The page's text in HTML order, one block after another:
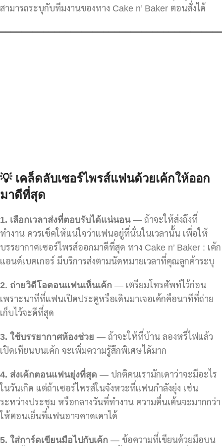
สามารถระบุกับทีมงานของทาง Cake n’ Baker ตอนสั่งได้
💡 เคล็ดลับเซอร์ไพรส์แฟนด้วยเค้กให้ออก
มาดีที่สุด
1. เลือกเวลาส่งที่ตอบรับได้แน่นอน— ถ้าจะให้ส่งถึงที่
ทำงาน ควรเช็คให้แน่ใจว่าแฟนอยู่ที่นั่นในเวลานั้น เพื่อให้
บรรยากาศเซอร์ไพรส์ออกมาดีที่สุด ทาง Cake n’ Baker : เค้ก
แอนด์เบคเกอร์ มีบริการส่งตามนัดหมายเวลาที่คุณลูกค้าระบุ
2. ถ่ายวิดีโอตอนแฟนเห็นเค้ก — เตรียมโทรศัพท์ไว้ก่อน
เพราะนาทีที่แฟนเปิดประตูหรือเดินมาเจอเค้กคือนาทีที่ถ่าย
เก็บไว้จะดีที่สุด
3. ใช้บรรยากาศห้องช่วย — ถ้าจะให้ที่บ้าน ลองหรี่ไฟแล้ว
เปิดเทียนบนเค้ก จะเพิ่มความรู้สึกพิเศษได้มาก
4. ส่งเค้กตอนแฟนยุ่งที่สุด — ปกติคนเรามักเดาว่าจะมีอะไร
ในวันเกิด แต่ถ้าเซอร์ไพรส์ในจังหวะที่แฟนกำลังยุ่ง เช่น
ระหว่างประชุม หรือกลางวันที่ทำงาน ความตื่นเต้นจะมากกว่า
ให้ตอนเย็นที่แฟนอาจคาดเดาได้
5. ใส่การ์ดเขียนมือไปกับเค้ก — ข้อความที่เขียนด้วยมือบน